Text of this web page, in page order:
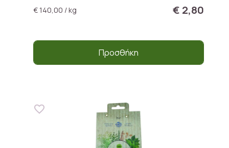
€ 140,00 / kg
€ 2,80
Προσθήκη